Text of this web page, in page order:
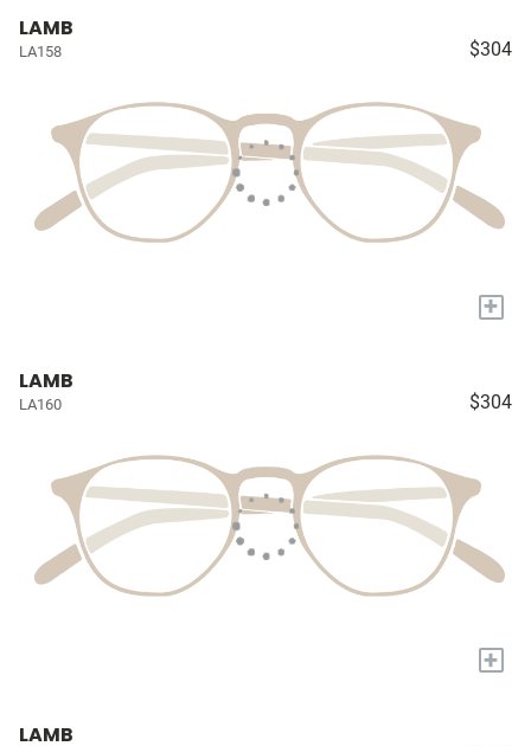
LAMB
LA158 $304
+
LAMB
LA160 $304
+
LAMB